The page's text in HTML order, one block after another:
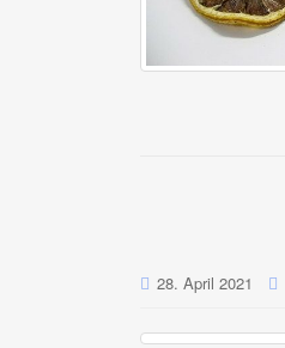
28. April 2021